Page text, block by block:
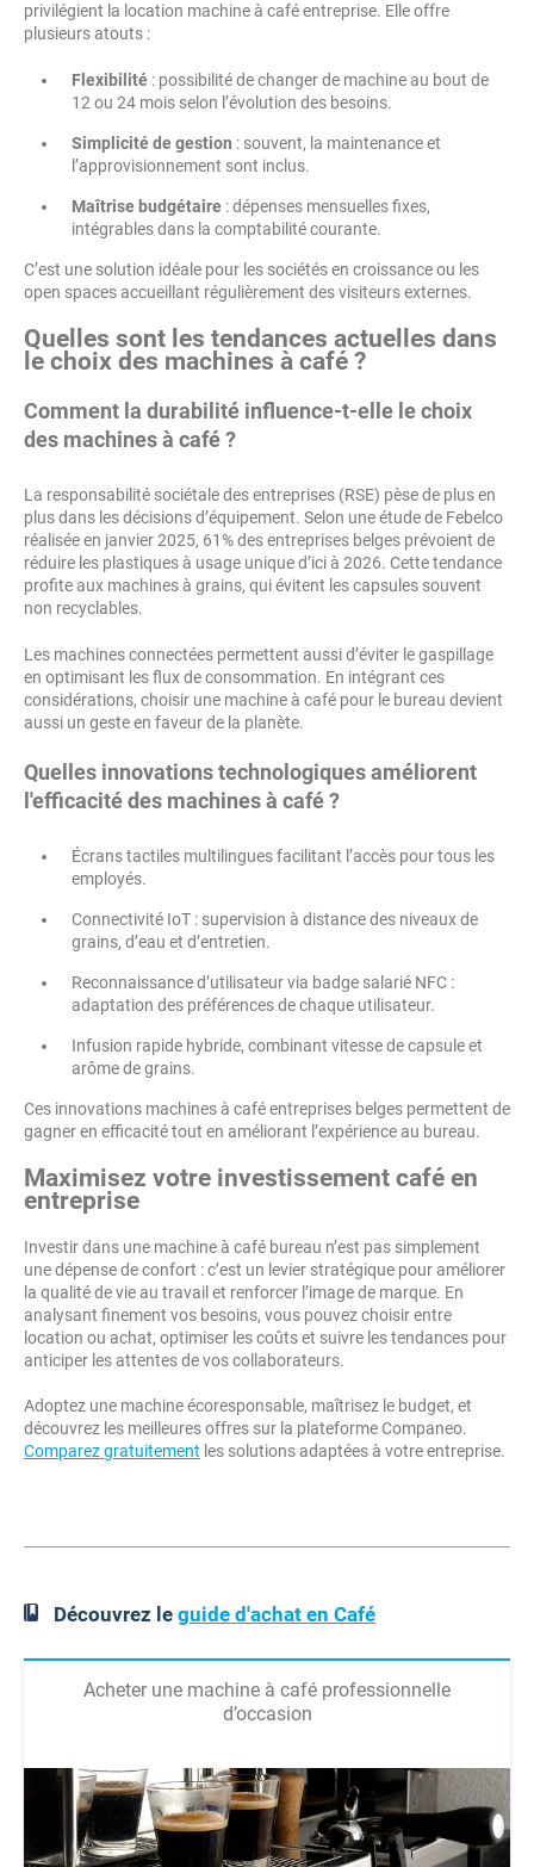
privilégient la location machine à café entreprise. Elle offre
plusieurs atouts :
Flexibilité : possibilité de changer de machine au bout de
12 ou 24 mois selon l’évolution des besoins.
Simplicité de gestion : souvent, la maintenance et
l’approvisionnement sont inclus.
Maîtrise budgétaire : dépenses mensuelles fixes,
intégrables dans la comptabilité courante.
C’est une solution idéale pour les sociétés en croissance ou les
open spaces accueillant régulièrement des visiteurs externes.
Quelles sont les tendances actuelles dans
le choix des machines à café ?
Comment la durabilité influence-t-elle le choix
des machines à café ?
La responsabilité sociétale des entreprises (RSE) pèse de plus en
plus dans les décisions d’équipement. Selon une étude de Febelco
réalisée en janvier 2025, 61% des entreprises belges prévoient de
réduire les plastiques à usage unique d’ici à 2026. Cette tendance
profite aux machines à grains, qui évitent les capsules souvent
non recyclables.
Les machines connectées permettent aussi d’éviter le gaspillage
en optimisant les flux de consommation. En intégrant ces
considérations, choisir une machine à café pour le bureau devient
aussi un geste en faveur de la planète.
Quelles innovations technologiques améliorent
l'efficacité des machines à café ?
Écrans tactiles multilingues facilitant l’accès pour tous les
employés.
Connectivité IoT : supervision à distance des niveaux de
grains, d’eau et d’entretien.
Reconnaissance d’utilisateur via badge salarié NFC :
adaptation des préférences de chaque utilisateur.
Infusion rapide hybride, combinant vitesse de capsule et
arôme de grains.
Ces innovations machines à café entreprises belges permettent de
gagner en efficacité tout en améliorant l’expérience au bureau.
Maximisez votre investissement café en
entreprise
Investir dans une machine à café bureau n’est pas simplement
une dépense de confort : c’est un levier stratégique pour améliorer
la qualité de vie au travail et renforcer l’image de marque. En
analysant finement vos besoins, vous pouvez choisir entre
location ou achat, optimiser les coûts et suivre les tendances pour
anticiper les attentes de vos collaborateurs.
Adoptez une machine écoresponsable, maîtrisez le budget, et
découvrez les meilleures offres sur la plateforme Companeo.
Comparez gratuitement les solutions adaptées à votre entreprise.
Découvrez leguide d'achat en Café
Acheter une machine à café professionnelle
d’occasion